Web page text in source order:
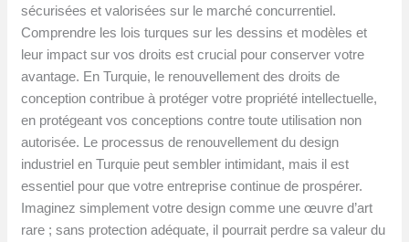
sécurisées et valorisées sur le marché concurrentiel.
Comprendre les lois turques sur les dessins et modèles et
leur impact sur vos droits est crucial pour conserver votre
avantage. En Turquie, le renouvellement des droits de
conception contribue à protéger votre propriété intellectuelle,
en protégeant vos conceptions contre toute utilisation non
autorisée. Le processus de renouvellement du design
industriel en Turquie peut sembler intimidant, mais il est
essentiel pour que votre entreprise continue de prospérer.
Imaginez simplement votre design comme une œuvre d’art
rare ; sans protection adéquate, il pourrait perdre sa valeur du